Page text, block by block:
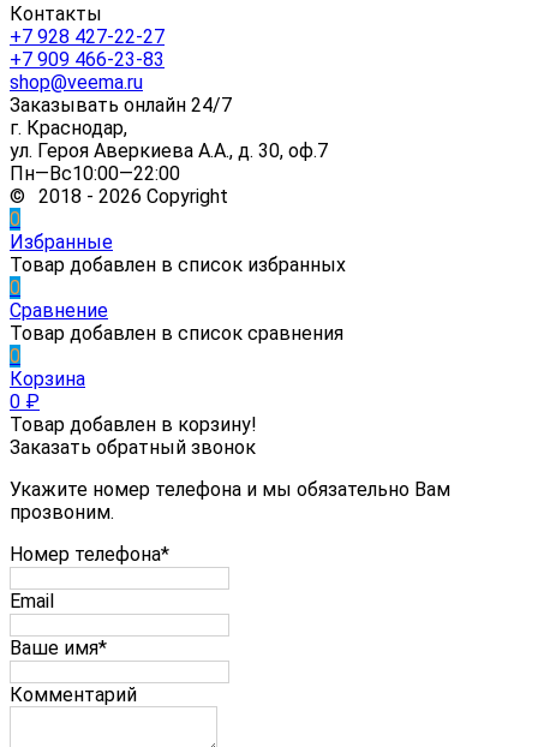
Контакты
+7 928 427-22-27
+7 909 466-23-83
shop@veema.ru
Заказывать онлайн 24/7
г. Краснодар,
ул. Героя Аверкиева А.А., д. 30, оф.7
Пн—Вс10:00—22:00
© 2018 - 2026 Copyright
0
Избранные
Товар добавлен в список избранных
0
Сравнение
Товар добавлен в список сравнения
0
Корзина
0 ₽
Товар добавлен в корзину!
Заказать обратный звонок
Укажите номер телефона и мы обязательно Вам
прозвоним.
Номер телефона*
Email
Ваше имя*
Комментарий